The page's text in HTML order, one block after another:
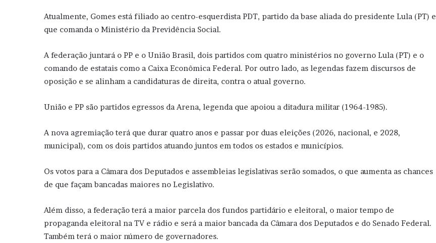
Atualmente, Gomes está filiado ao centro-esquerdista PDT, partido da base aliada do presidente Lula (PT) e
que comanda o Ministério da Previdência Social.
A federação juntará o PP e o União Brasil, dois partidos com quatro ministérios no governo Lula (PT) e o
comando de estatais como a Caixa Econômica Federal. Por outro lado, as legendas fazem discursos de
oposição e se alinham a candidaturas de direita, contra o atual governo.
União e PP são partidos egressos da Arena, legenda que apoiou a ditadura militar (1964-1985).
A nova agremiação terá que durar quatro anos e passar por duas eleições (2026, nacional, e 2028,
municipal), com os dois partidos atuando juntos em todos os estados e municípios.
Os votos para a Câmara dos Deputados e assembleias legislativas serão somados, o que aumenta as chances
de que façam bancadas maiores no Legislativo.
Além disso, a federação terá a maior parcela dos fundos partidário e eleitoral, o maior tempo de
propaganda eleitoral na TV e rádio e será a maior bancada da Câmara dos Deputados e do Senado Federal.
Também terá o maior número de governadores.